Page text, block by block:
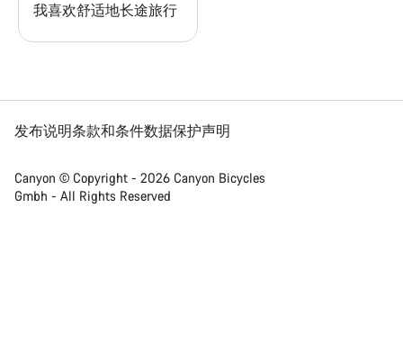
我喜欢舒适地长途旅行
发布说明条款和条件数据保护声明
Canyon © Copyright - 2026 Canyon Bicycles
Gmbh - All Rights Reserved
我们的客户支持专家正在等待为您答疑解惑。
关闭